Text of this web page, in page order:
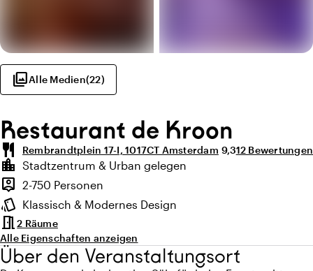
photo_libraryAlle Medien(22)
Restaurant de Kroon
restaurant Rembrandtplein 17-I, 1017CT Amsterdam Durchschnittliche
9,3Anzahl der
12 Bewertungen
Highlights
location_city
Lage und Umgebung
Stadtzentrum & Urban gelegen
person_pin
Kapazität
2-750 Personen
style
Ambiente
Klassisch & Modernes Design
meeting_room2 Räume
Alle Eigenschaften anzeigen
Über den Veranstaltungsort